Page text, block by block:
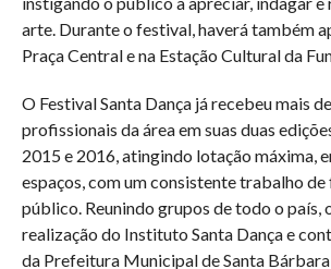
arte. Durante o festival, haverá também
Praça Central e na Estação Cultural da
O Festival Santa Dança já recebeu mais
profissionais da área em suas duas
2015 e 2016, atingindo lotação máxima,
espaços, com um consistente trabalho
público. Reunindo grupos de todo o país,
realização do Instituto Santa Dança e
da Prefeitura Municipal de Santa Bárbara